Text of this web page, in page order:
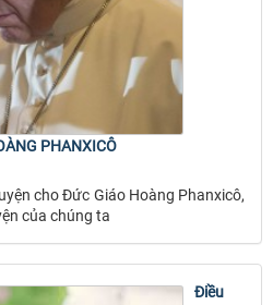
PHANXICÔ
cho Đức Giáo Hoàng Phanxicô,
của chúng ta
Ðiều